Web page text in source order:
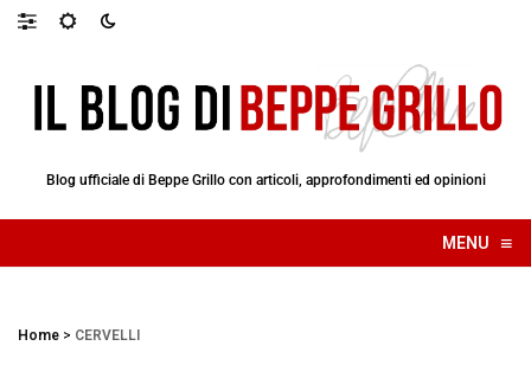
Blog ufficiale di Beppe Grillo con articoli, approfondimenti ed opinioni
MENU ≡
☰
Home > CERVELLI